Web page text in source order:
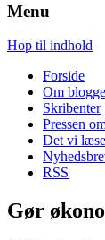
Menu
Hop til indhold
Forside
Om
Skribenter
Pressen
Det vi
RSS
Gør